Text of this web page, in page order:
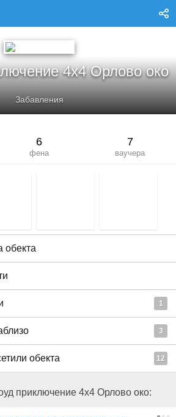
4x4 Орлово око
Забавления
6
фена
7
ваучера
обекта
1
3
обекта 12
приключение 4x4 Орлово око: